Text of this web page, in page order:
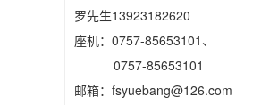
罗先生13923182620
座机：0757-85653101、
0757-85653101
邮箱：fsyuebang@126.com